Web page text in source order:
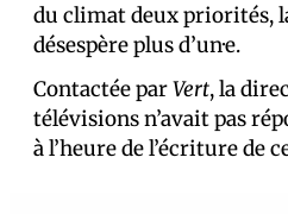
du climat deux priorités,
désespère plus d’un·e.
Contactée parVert, la
télévisions n’avait pas
à l’heure de l’écriture de